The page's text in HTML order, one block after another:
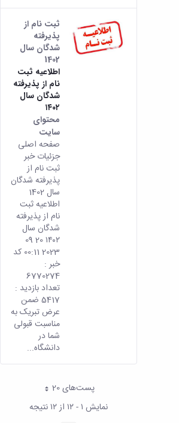
ثبت نام از
پذیرفته
شدگان سال
1402
اطلاعیه ثبت
نام از پذیرفته
شدگان سال
۱۴۰۲
محتوای
سایت
صفحه اصلی
جزئیات خبر
ثبت نام از
پذیرفته شدگان
سال 1402
اطلاعیه ثبت
نام از پذیرفته
شدگان سال
۱۴۰۲ 20 09
2023 00:11 کد
خبر :
6770274
تعداد بازدید :
5417 ضمن
عرض تبریک به
مناسبت قبولی
شما در
دانشگاه...
پست‌‌های 20هر صفحه
نمایش ۱ - ۱۲ از ۱۲ نتیجه